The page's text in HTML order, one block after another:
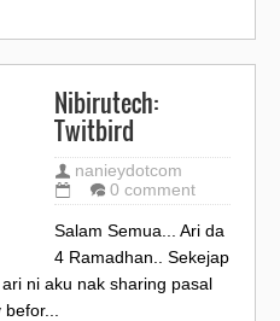
Nibirutech:
Twitbird
nanieydotcom
0 comment
Salam Semua... Ari da
4 Ramadhan.. Sekejap
ni aku nak sharing pasal